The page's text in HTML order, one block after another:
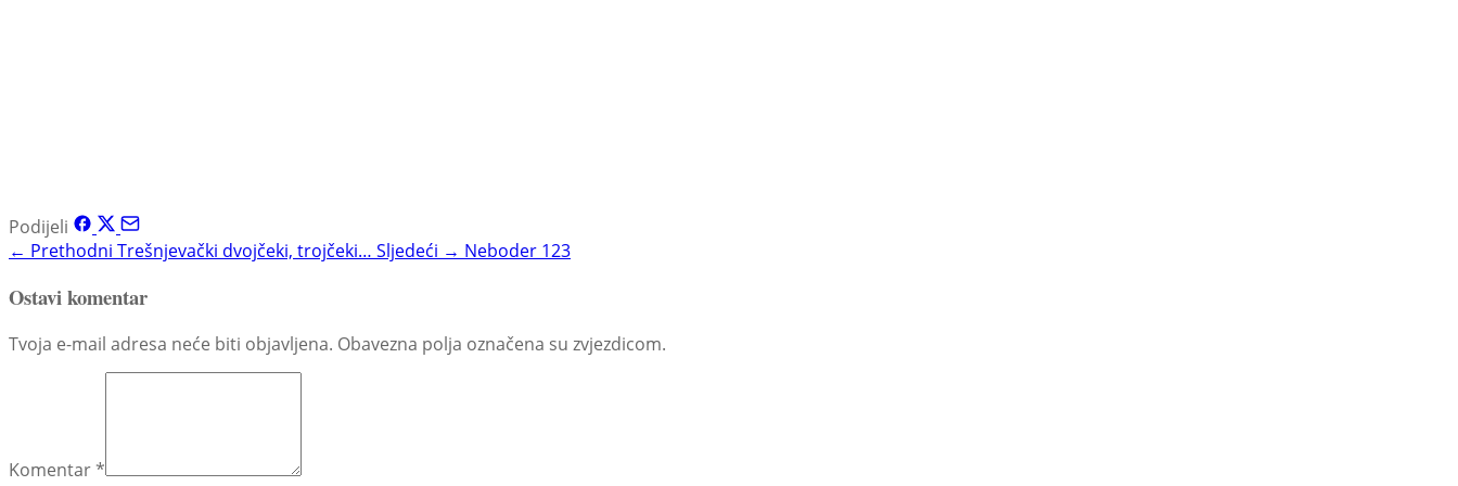
Podijeli
← Prethodni Trešnjevački dvojčeki, trojčeki… Sljedeći → Neboder 123
Ostavi komentar
Tvoja e-mail adresa neće biti objavljena. Obavezna polja označena su zvjezdicom.
Komentar*